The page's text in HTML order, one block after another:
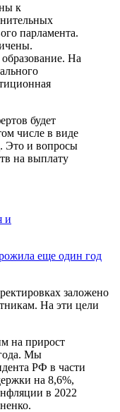
к
парламента.
На
будет
числе в виде
Это и вопросы
на выплату
и
еще один год
заложено
На эти цели
на прирост
Мы
РФ в части
на 8,6%,
в 2022